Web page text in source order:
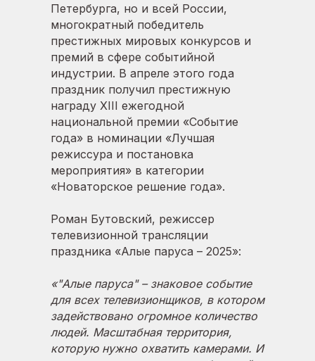
Петербурга, но и всей России,
многократный победитель
престижных мировых конкурсов и
премий в сфере событийной
индустрии. В апреле этого года
праздник получил престижную
награду XIII ежегодной
национальной премии «Событие
года» в номинации «Лучшая
режиссура и постановка
мероприятия» в категории
«Новаторское решение года».
Роман Бутовский, режиссер
телевизионной трансляции
праздника «Алые паруса – 2025»:
«"Алые паруса" – знаковое событие
для всех телевизионщиков, в котором
задействовано огромное количество
людей. Масштабная территория,
которую нужно охватить камерами. И